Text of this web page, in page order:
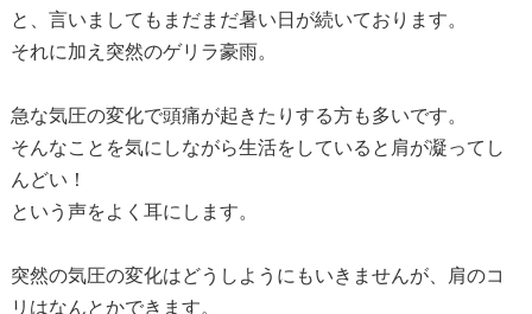
と、言いましてもまだまだ暑い日が続いております。
それに加え突然のゲリラ豪雨。
急な気圧の変化で頭痛が起きたりする方も多いです。
そんなことを気にしながら生活をしていると肩が凝ってし
んどい！
という声をよく耳にします。
突然の気圧の変化はどうしようにもいきませんが、肩のコ
リはなんとかできます。